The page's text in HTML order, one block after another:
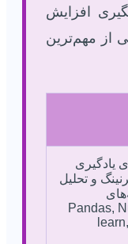
افزایش
از مهم‌ترین
یادگیری
و تحلیل
Pandas,